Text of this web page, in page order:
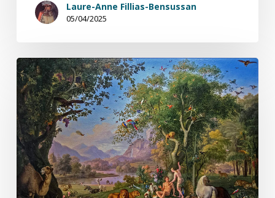
Laure-Anne Fillias-Bensussan
05/04/2025
Météos
de
l’âme,
carte
à
quatre
plis
1/4